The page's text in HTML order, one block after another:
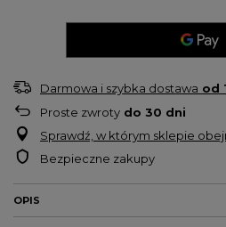
Darmowa i szybka dostawa od
Proste zwroty do 30 dni
Sprawdź, w którym sklepie
Bezpieczne zakupy
OPIS